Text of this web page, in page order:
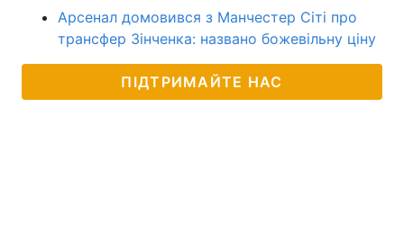
Арсенал домовився з Манчестер Сіті про
трансфер Зінченка: названо божевільну ціну
ПІДТРИМАЙТЕ НАС